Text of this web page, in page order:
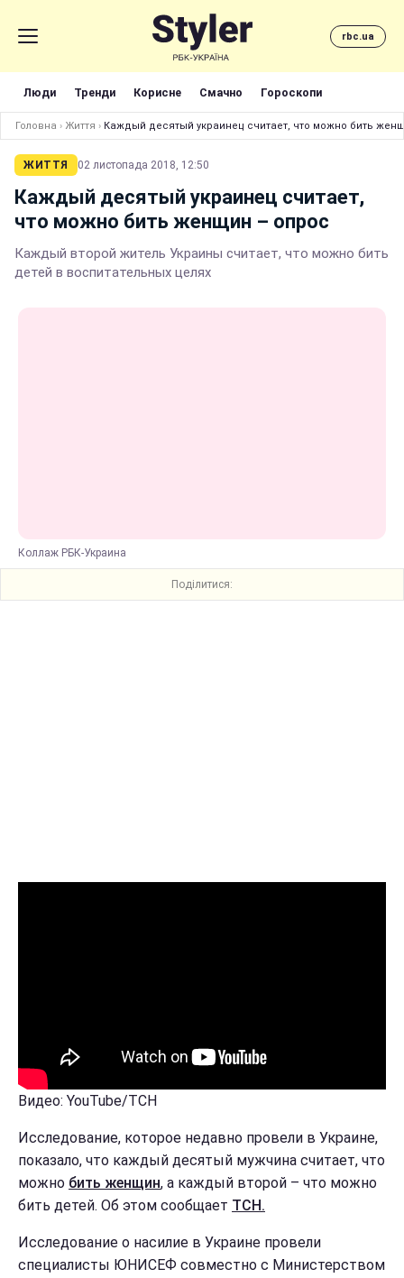
rbc.ua
Люди Тренди Корисне Смачно Гороскопи
Головна › Життя › Каждый десятый украинец считает, что можно бить
ЖИТТЯ 02 листопада 2018, 12:50
Каждый десятый украинец считает,
что можно бить женщин – опрос
Каждый второй житель Украины считает, что можно бить
детей в воспитательных целях
Коллаж РБК-Украина
Поділитися:
Видео: YouTube/ТСН
Исследование, которое недавно провели в Украине,
показало, что каждый десятый мужчина считает, что
можно бить женщин, а каждый второй – что можно
бить детей. Об этом сообщает ТСН.
Исследование о насилие в Украине провели
специалисты ЮНИСЕФ совместно с Министерством